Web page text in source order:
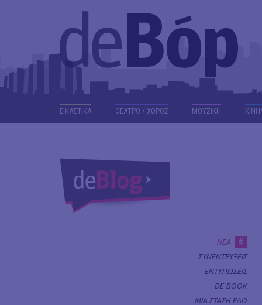
ΕΙΚΑΣΤΙΚΑ ΘΕΑΤΡΟ / ΧΟΡΟΣ ΜΟΥΣΙΚΗ
ΝΕΑ #
ΣΥΝΕΝΤΕΥΞΕΙΣ
ΕΝΤΥΠΩΣΕΙΣ
DE-BOOK
ΜΙΑ ΣΤΑΣΗ ΕΔΩ